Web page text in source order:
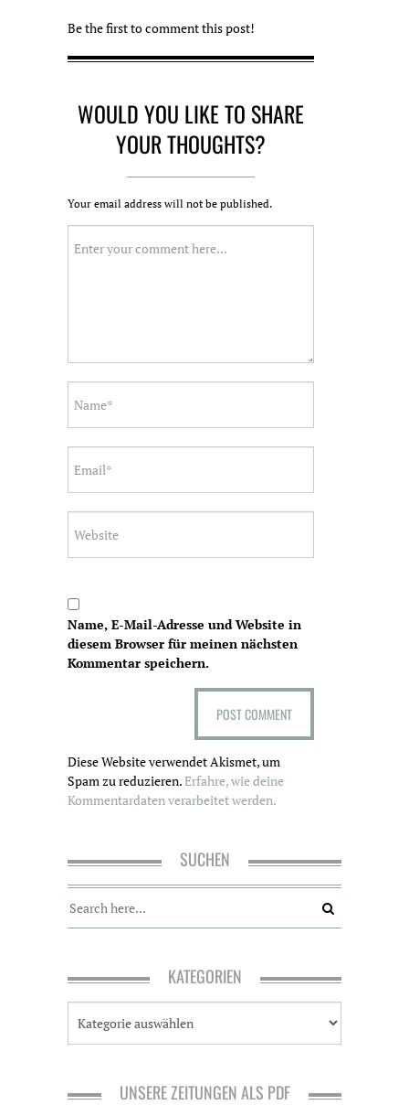
Be the first to comment this post!
WOULD YOU LIKE TO SHARE
YOUR THOUGHTS?
Your email address will not be published.
Name, E-Mail-Adresse und Website in
diesem Browser für meinen nächsten
Kommentar speichern.
Diese Website verwendet Akismet, um
Spam zu reduzieren.Erfahre, wie deine
Kommentardaten verarbeitet werden.
SUCHEN
KATEGORIEN
t
UNSERE ZEITUNGEN ALS PDF